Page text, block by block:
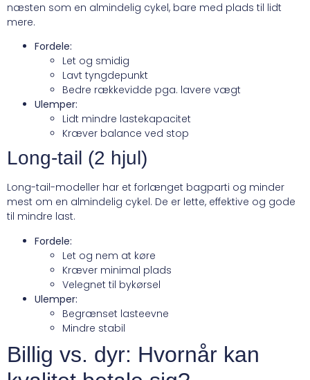
næsten som en almindelig cykel, bare med plads til lidt
mere.
Fordele:
Let og smidig
Lavt tyngdepunkt
Bedre rækkevidde pga. lavere vægt
Ulemper:
Lidt mindre lastekapacitet
Kræver balance ved stop
Long-tail (2 hjul)
Long-tail-modeller har et forlænget bagparti og minder
mest om en almindelig cykel. De er lette, effektive og gode
til mindre last.
Fordele:
Let og nem at køre
Kræver minimal plads
Velegnet til bykørsel
Ulemper:
Begrænset lasteevne
Mindre stabil
Billig vs. dyr: Hvornår kan